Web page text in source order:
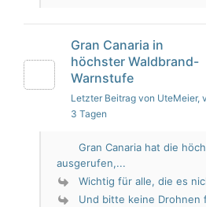
Gran Canaria in
höchster Waldbrand-
Warnstufe
Letzter Beitrag von UteMeier,
3 Tagen
Gran Canaria hat die
ausgerufen,...
Wichtig für alle, die es
Und bitte keine Drohnen